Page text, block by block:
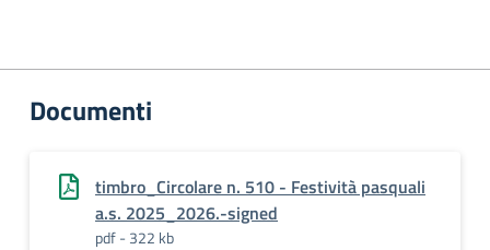
Documenti
timbro_Circolare n. 510 - Festività pasquali
a.s. 2025_2026.-signed
pdf - 322 kb